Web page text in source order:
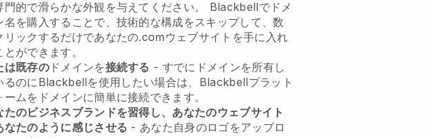
門的で滑らかな外観を与えてください。 Blackbellでドメ
名を購入することで、技術的な構成をスキップして、数
リックするだけであなたの.comウェブサイトを手に入れ
とができます。
は既存のドメインを接続する - すでにドメインを所有し
るのにBlackbellを使用したい場合は、Blackbellプラット
ームをドメインに簡単に接続できます。
たのビジネスブランドを習得し、あなたのウェブサイト
なたのように感じさせる - あなた自身のロゴをアップロ